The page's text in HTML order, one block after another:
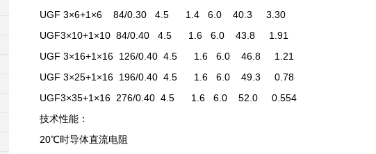
UGF 3×6+1×6 84/0.30 4.5 1.4 6.0 40.3 3.30
UGF3×10+1×10 84/0.40 4.5 1.6 6.0 43.8 1.91
UGF 3×16+1×16 126/0.40 4.5 1.6 6.0 46.8 1.21
UGF 3×25+1×16 196/0.40 4.5 1.6 6.0 49.3 0.78
UGF3×35+1×16 276/0.40 4.5 1.6 6.0 52.0 0.554
技术性能：
20℃时导体直流电阻